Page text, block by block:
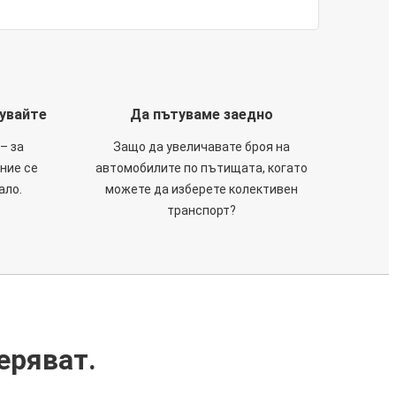
за
се
Да пътуваме заедно
Защо да увеличавате броя на
автомобилите по пътищата, когато
можете да изберете колективен
транспорт?